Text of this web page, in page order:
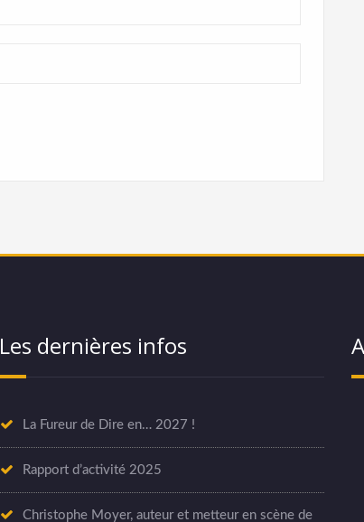
Les dernières infos
La Fureur de Dire en… 2027 !
Rapport d’activité 2025
Christophe Moyer, auteur et metteur en scène de